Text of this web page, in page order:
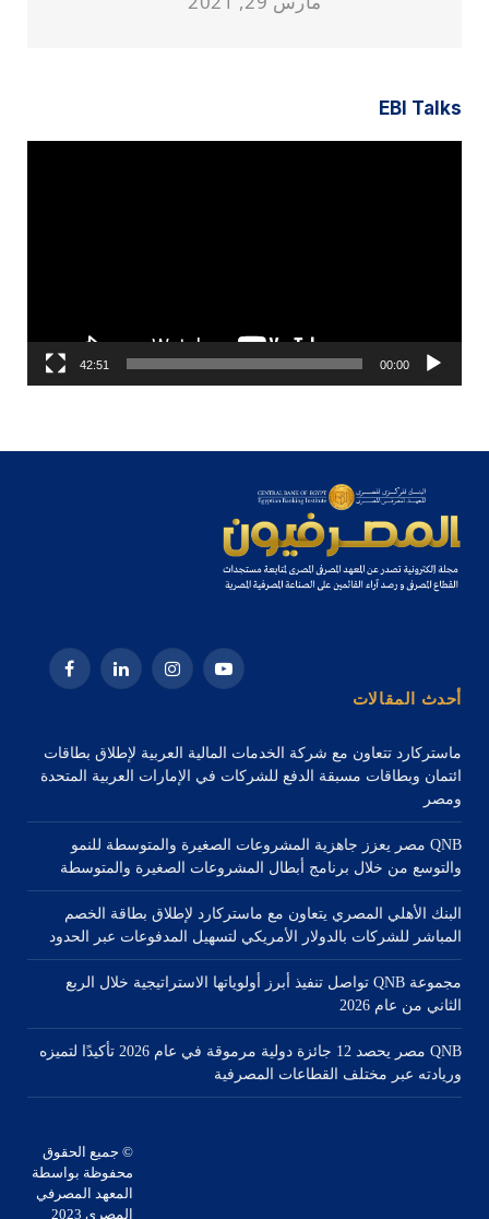
EBI Talks
00:00
42:51
يوتيوب الانستغراملينكدإن فيسبوك
أحدث المقالات
ماستركارد تتعاون مع شركة الخدمات المالية العربية لإطلاق بطاقات
ائتمان وبطاقات مسبقة الدفع للشركات في الإمارات العربية المتحدة
ومصر
QNB مصر يعزز جاهزية المشروعات الصغيرة والمتوسطة للنمو
والتوسع من خلال برنامج أبطال المشروعات الصغيرة والمتوسطة
البنك الأهلي المصري يتعاون مع ماستركارد لإطلاق بطاقة الخصم
المباشر للشركات بالدولار الأمريكي لتسهيل المدفوعات عبر الحدود
مجموعة QNB تواصل تنفيذ أبرز أولوياتها الاستراتيجية خلال الربع
الثاني من عام 2026
QNB مصر يحصد 12 جائزة دولية مرموقة في عام 2026 تأكيدًا لتميزه
وريادته عبر مختلف القطاعات المصرفية
© جميع الحقوق
محفوظة بواسطة
المعهد المصرفي
المصري 2023